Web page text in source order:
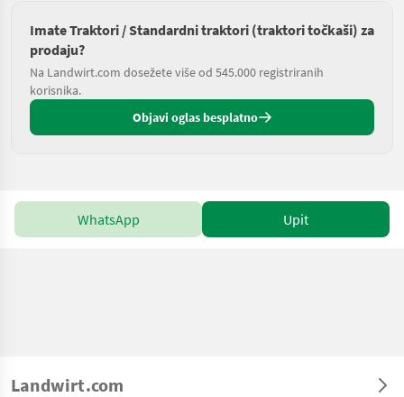
Imate Traktori / Standardni traktori (traktori točkaši) za
prodaju?
Na Landwirt.com dosežete više od 545.000 registriranih
korisnika.
Objavi oglas besplatno
WhatsApp Upit
Landwirt.com